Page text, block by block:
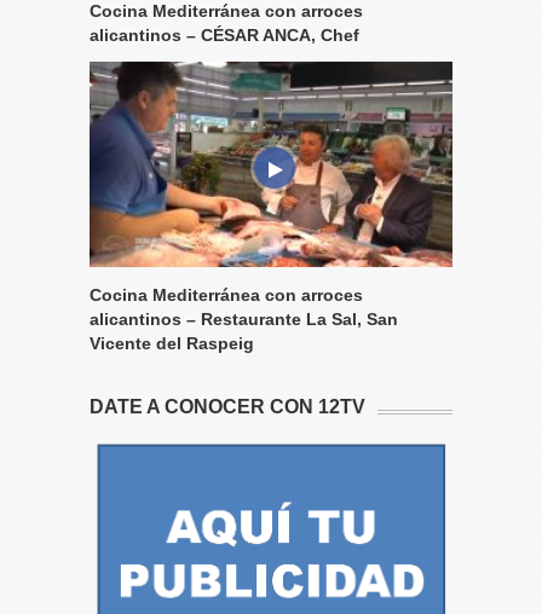
Cocina Mediterránea con arroces
alicantinos – CÉSAR ANCA, Chef
Cocina Mediterránea con arroces
alicantinos – Restaurante La Sal, San
Vicente del Raspeig
DATE A CONOCER CON 12TV